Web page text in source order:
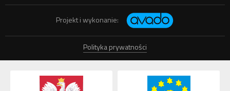
Projekt i wykonanie:
Polityka prywatności